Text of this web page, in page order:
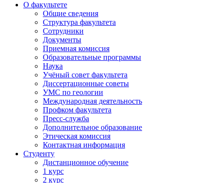
О факультете
Общие сведения
Структура факультета
Сотрудники
Документы
Приемная комиссия
Образовательные программы
Наука
Учёный совет факультета
Диссертационные советы
УМС по геологии
Международная деятельность
Профком факультета
Пресс-служба
Дополнительное образование
Этическая комиссия
Контактная информация
Студенту
Дистанционное обучение
1 курс
2 курс